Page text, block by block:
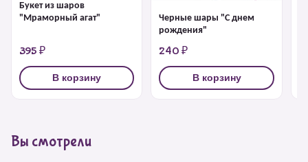
Букет из шаров
"Мраморный агат"
395 ₽
В корзину
Черные шары "С днем
рождения"
240 ₽
В корзину
Вы смотрели